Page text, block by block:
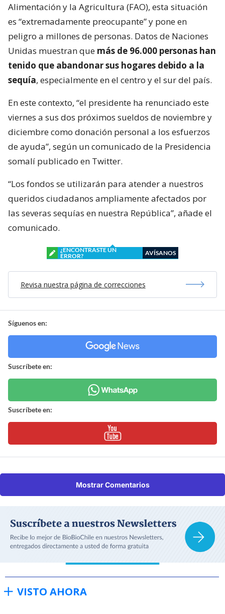
Alimentación y la Agricultura (FAO), esta situación
es “extremadamente preocupante” y pone en
peligro a millones de personas. Datos de Naciones
Unidas muestran que más de 96.000 personas han
tenido que abandonar sus hogares debido a la
sequía, especialmente en el centro y el sur del país.
En este contexto, “el presidente ha renunciado este
viernes a sus dos próximos sueldos de noviembre y
diciembre como donación personal a los esfuerzos
de ayuda”, según un comunicado de la Presidencia
somalí publicado en Twitter.
“Los fondos se utilizarán para atender a nuestros
queridos ciudadanos ampliamente afectados por
las severas sequías en nuestra República”, añade el
comunicado.
¿ENCONTRASTE UN
ERROR?
AVÍSANOS
Revisa nuestra página de correcciones
Síguenos en:
Suscríbete en:
Suscríbete en:
Mostrar Comentarios
VISTO AHORA